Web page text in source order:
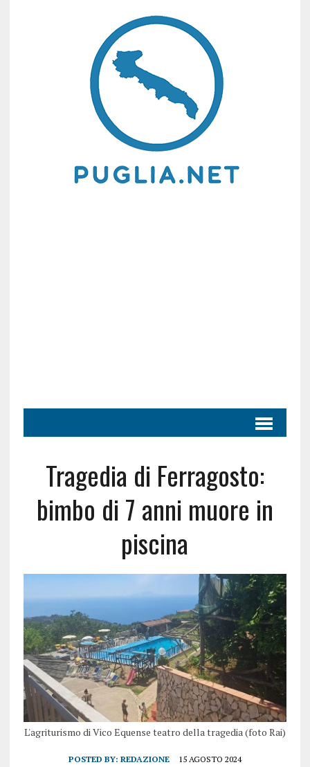
Tragedia di Ferragosto:
bimbo di 7 anni muore in
piscina
L'agriturismo di Vico Equense teatro della tragedia (foto Rai)
POSTED BY: REDAZIONE 15 AGOSTO 2024